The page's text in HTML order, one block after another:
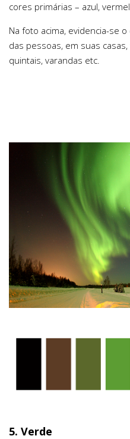
cores primárias – azul,
Na foto acima, evidencia-se
das pessoas, em suas
quintais, varandas etc.
5. Verde